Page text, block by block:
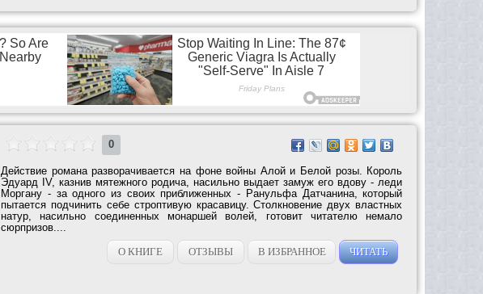
0
Действие романа разворачивается на фоне войны Алой и Белой розы. Король
Эдуард IV, казнив мятежного родича, насильно выдает замуж его вдову - леди
Моргану - за одного из своих приближенных - Ранульфа Датчанина, который
пытается подчинить себе строптивую красавицу. Столкновение двух властных
натур, насильно соединенных монаршей волей, готовит читателю немало
сюрпризов....
О КНИГЕ
ОТЗЫВЫ В ИЗБРАННОЕ ЧИТАТЬ